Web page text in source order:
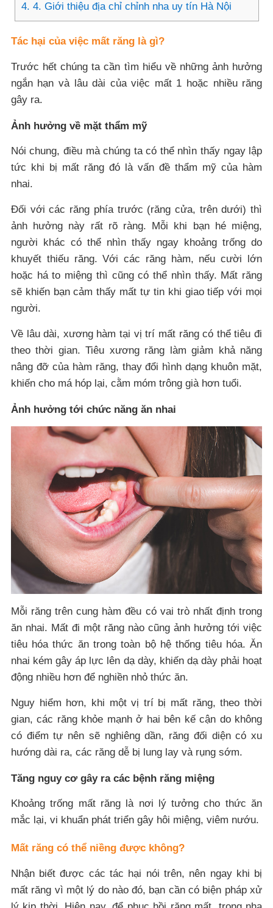
4. 4. Giới thiệu địa chỉ chỉnh nha uy tín Hà Nội
Tác hại của việc mất răng là gì?
Trước hết chúng ta cần tìm hiểu về những ảnh hưởng
ngắn hạn và lâu dài của việc mất 1 hoặc nhiều răng
gây ra.
Ảnh hưởng về mặt thẩm mỹ
Nói chung, điều mà chúng ta có thể nhìn thấy ngay lập
tức khi bị mất răng đó là vấn đề thẩm mỹ của hàm
nhai.
Đối với các răng phía trước (răng cửa, trên dưới) thì
ảnh hưởng này rất rõ ràng. Mỗi khi bạn hé miệng,
người khác có thể nhìn thấy ngay khoảng trống do
khuyết thiếu răng. Với các răng hàm, nếu cười lớn
hoặc há to miệng thì cũng có thể nhìn thấy. Mất răng
sẽ khiến bạn cảm thấy mất tự tin khi giao tiếp với mọi
người.
Về lâu dài, xương hàm tại vị trí mất răng có thể tiêu đi
theo thời gian. Tiêu xương răng làm giảm khả năng
nâng đỡ của hàm răng, thay đổi hình dạng khuôn mặt,
khiến cho má hóp lại, cằm móm trông già hơn tuổi.
Ảnh hưởng tới chức năng ăn nhai
Mỗi răng trên cung hàm đều có vai trò nhất định trong
ăn nhai. Mất đi một răng nào cũng ảnh hưởng tới việc
tiêu hóa thức ăn trong toàn bộ hệ thống tiêu hóa. Ăn
nhai kém gây áp lực lên dạ dày, khiến dạ dày phải hoạt
động nhiều hơn để nghiền nhỏ thức ăn.
Nguy hiểm hơn, khi một vị trí bị mất răng, theo thời
gian, các răng khỏe mạnh ở hai bên kế cận do không
có điểm tự nên sẽ nghiêng dần, răng đối diện có xu
hướng dài ra, các răng dễ bị lung lay và rụng sớm.
Tăng nguy cơ gây ra các bệnh răng miệng
Khoảng trống mất răng là nơi lý tưởng cho thức ăn
mắc lại, vi khuẩn phát triển gây hôi miệng, viêm nướu.
Mất răng có thể niềng được không?
Nhận biết được các tác hại nói trên, nên ngay khi bị
mất răng vì một lý do nào đó, bạn cần có biện pháp xử